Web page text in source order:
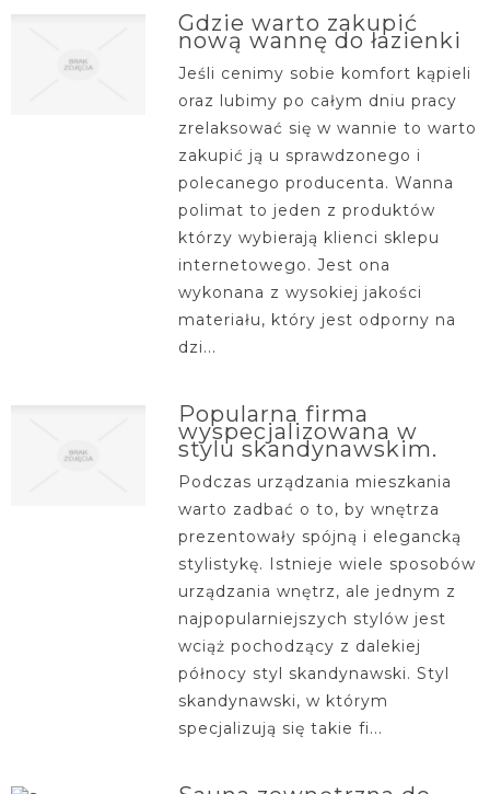
Gdzie warto zakupić
nową wannę do łazienki
Jeśli cenimy sobie komfort kąpieli
oraz lubimy po całym dniu pracy
zrelaksować się w wannie to warto
zakupić ją u sprawdzonego i
polecanego producenta. Wanna
polimat to jeden z produktów
którzy wybierają klienci sklepu
internetowego. Jest ona
wykonana z wysokiej jakości
materiału, który jest odporny na
dzi...
Popularna firma
wyspecjalizowana w
stylu skandynawskim.
Podczas urządzania mieszkania
warto zadbać o to, by wnętrza
prezentowały spójną i elegancką
stylistykę. Istnieje wiele sposobów
urządzania wnętrz, ale jednym z
najpopularniejszych stylów jest
wciąż pochodzący z dalekiej
północy styl skandynawski. Styl
skandynawski, w którym
specjalizują się takie fi...